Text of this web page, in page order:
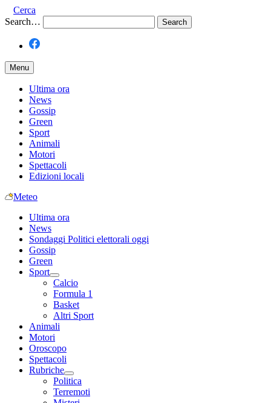
Cerca
Search…
Menu
Ultima ora
News
Gossip
Green
Sport
Animali
Motori
Spettacoli
Edizioni locali
Meteo
Ultima ora
News
Sondaggi Politici elettorali oggi
Gossip
Green
Sport
Calcio
Formula 1
Basket
Altri Sport
Animali
Motori
Oroscopo
Spettacoli
Rubriche
Politica
Terremoti